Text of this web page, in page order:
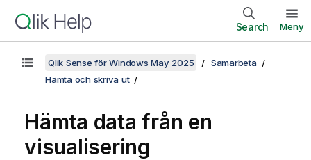
Search Meny
Qlik Sense för Windows May 2025
Samarbeta
Hämta och skriva ut
Hämta data från en
visualisering